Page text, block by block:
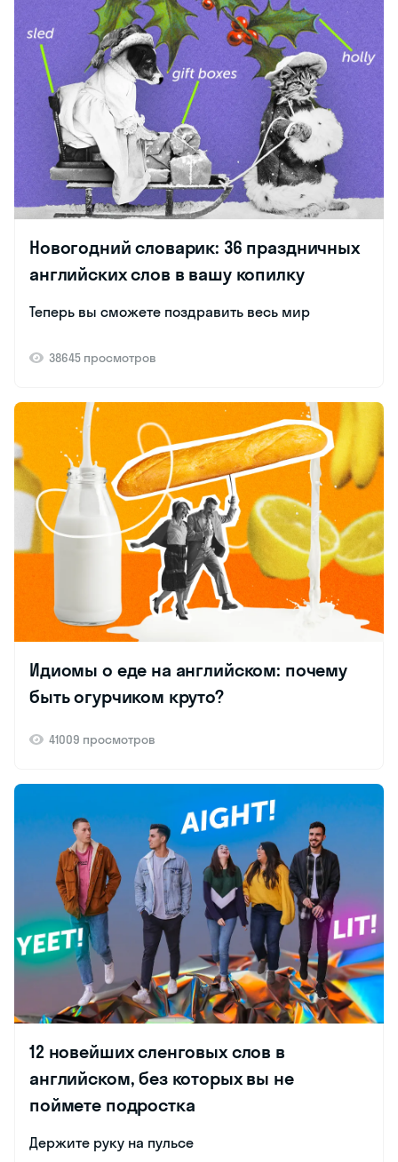
Новогодний словарик: 36 праздничных
английских слов в вашу копилку
Теперь вы сможете поздравить весь мир
38645 просмотров
Идиомы о еде на английском: почему
быть огурчиком круто?
41009 просмотров
12 новейших сленговых слов в
английском, без которых вы не
поймете подростка
Держите руку на пульсе